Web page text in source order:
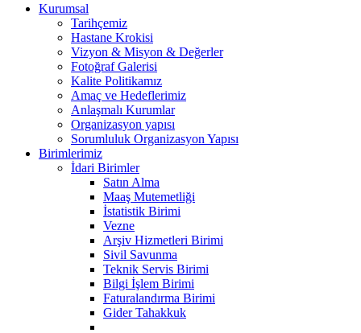
Kurumsal
Tarihçemiz
Hastane Krokisi
Vizyon & Misyon & Değerler
Fotoğraf Galerisi
Kalite Politikamız
Amaç ve Hedeflerimiz
Anlaşmalı Kurumlar
Organizasyon yapısı
Sorumluluk Organizasyon Yapısı
Birimlerimiz
İdari Birimler
Satın Alma
Maaş Mutemetliği
İstatistik Birimi
Vezne
Arşiv Hizmetleri Birimi
Sivil Savunma
Teknik Servis Birimi
Bilgi İşlem Birimi
Faturalandırma Birimi
Gider Tahakkuk